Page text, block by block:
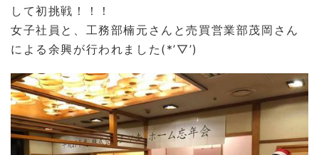
して初挑戦！！！
女子社員と、工務部楠元さんと売買営業部茂岡さん
による余興が行われました(*’▽’)